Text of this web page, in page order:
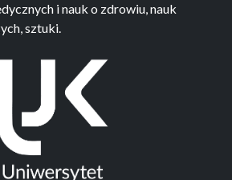
i nauk o zdrowiu, nauk
sztuki.